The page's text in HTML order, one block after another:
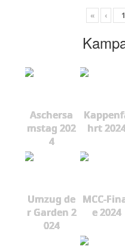
« ‹
Aschersa
mstag 202
4
hrt
Umzug de
r Garden 2
024
MCC-
e 2024